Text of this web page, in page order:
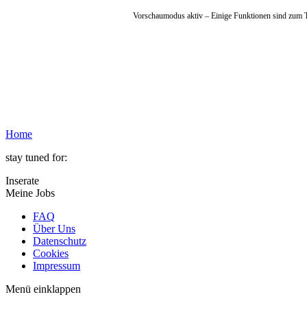
Vorschaumodus aktiv – Einige Funktionen sind zum
Home
stay tuned for:
Inserate
Meine Jobs
FAQ
Über Uns
Datenschutz
Cookies
Impressum
Menü einklappen